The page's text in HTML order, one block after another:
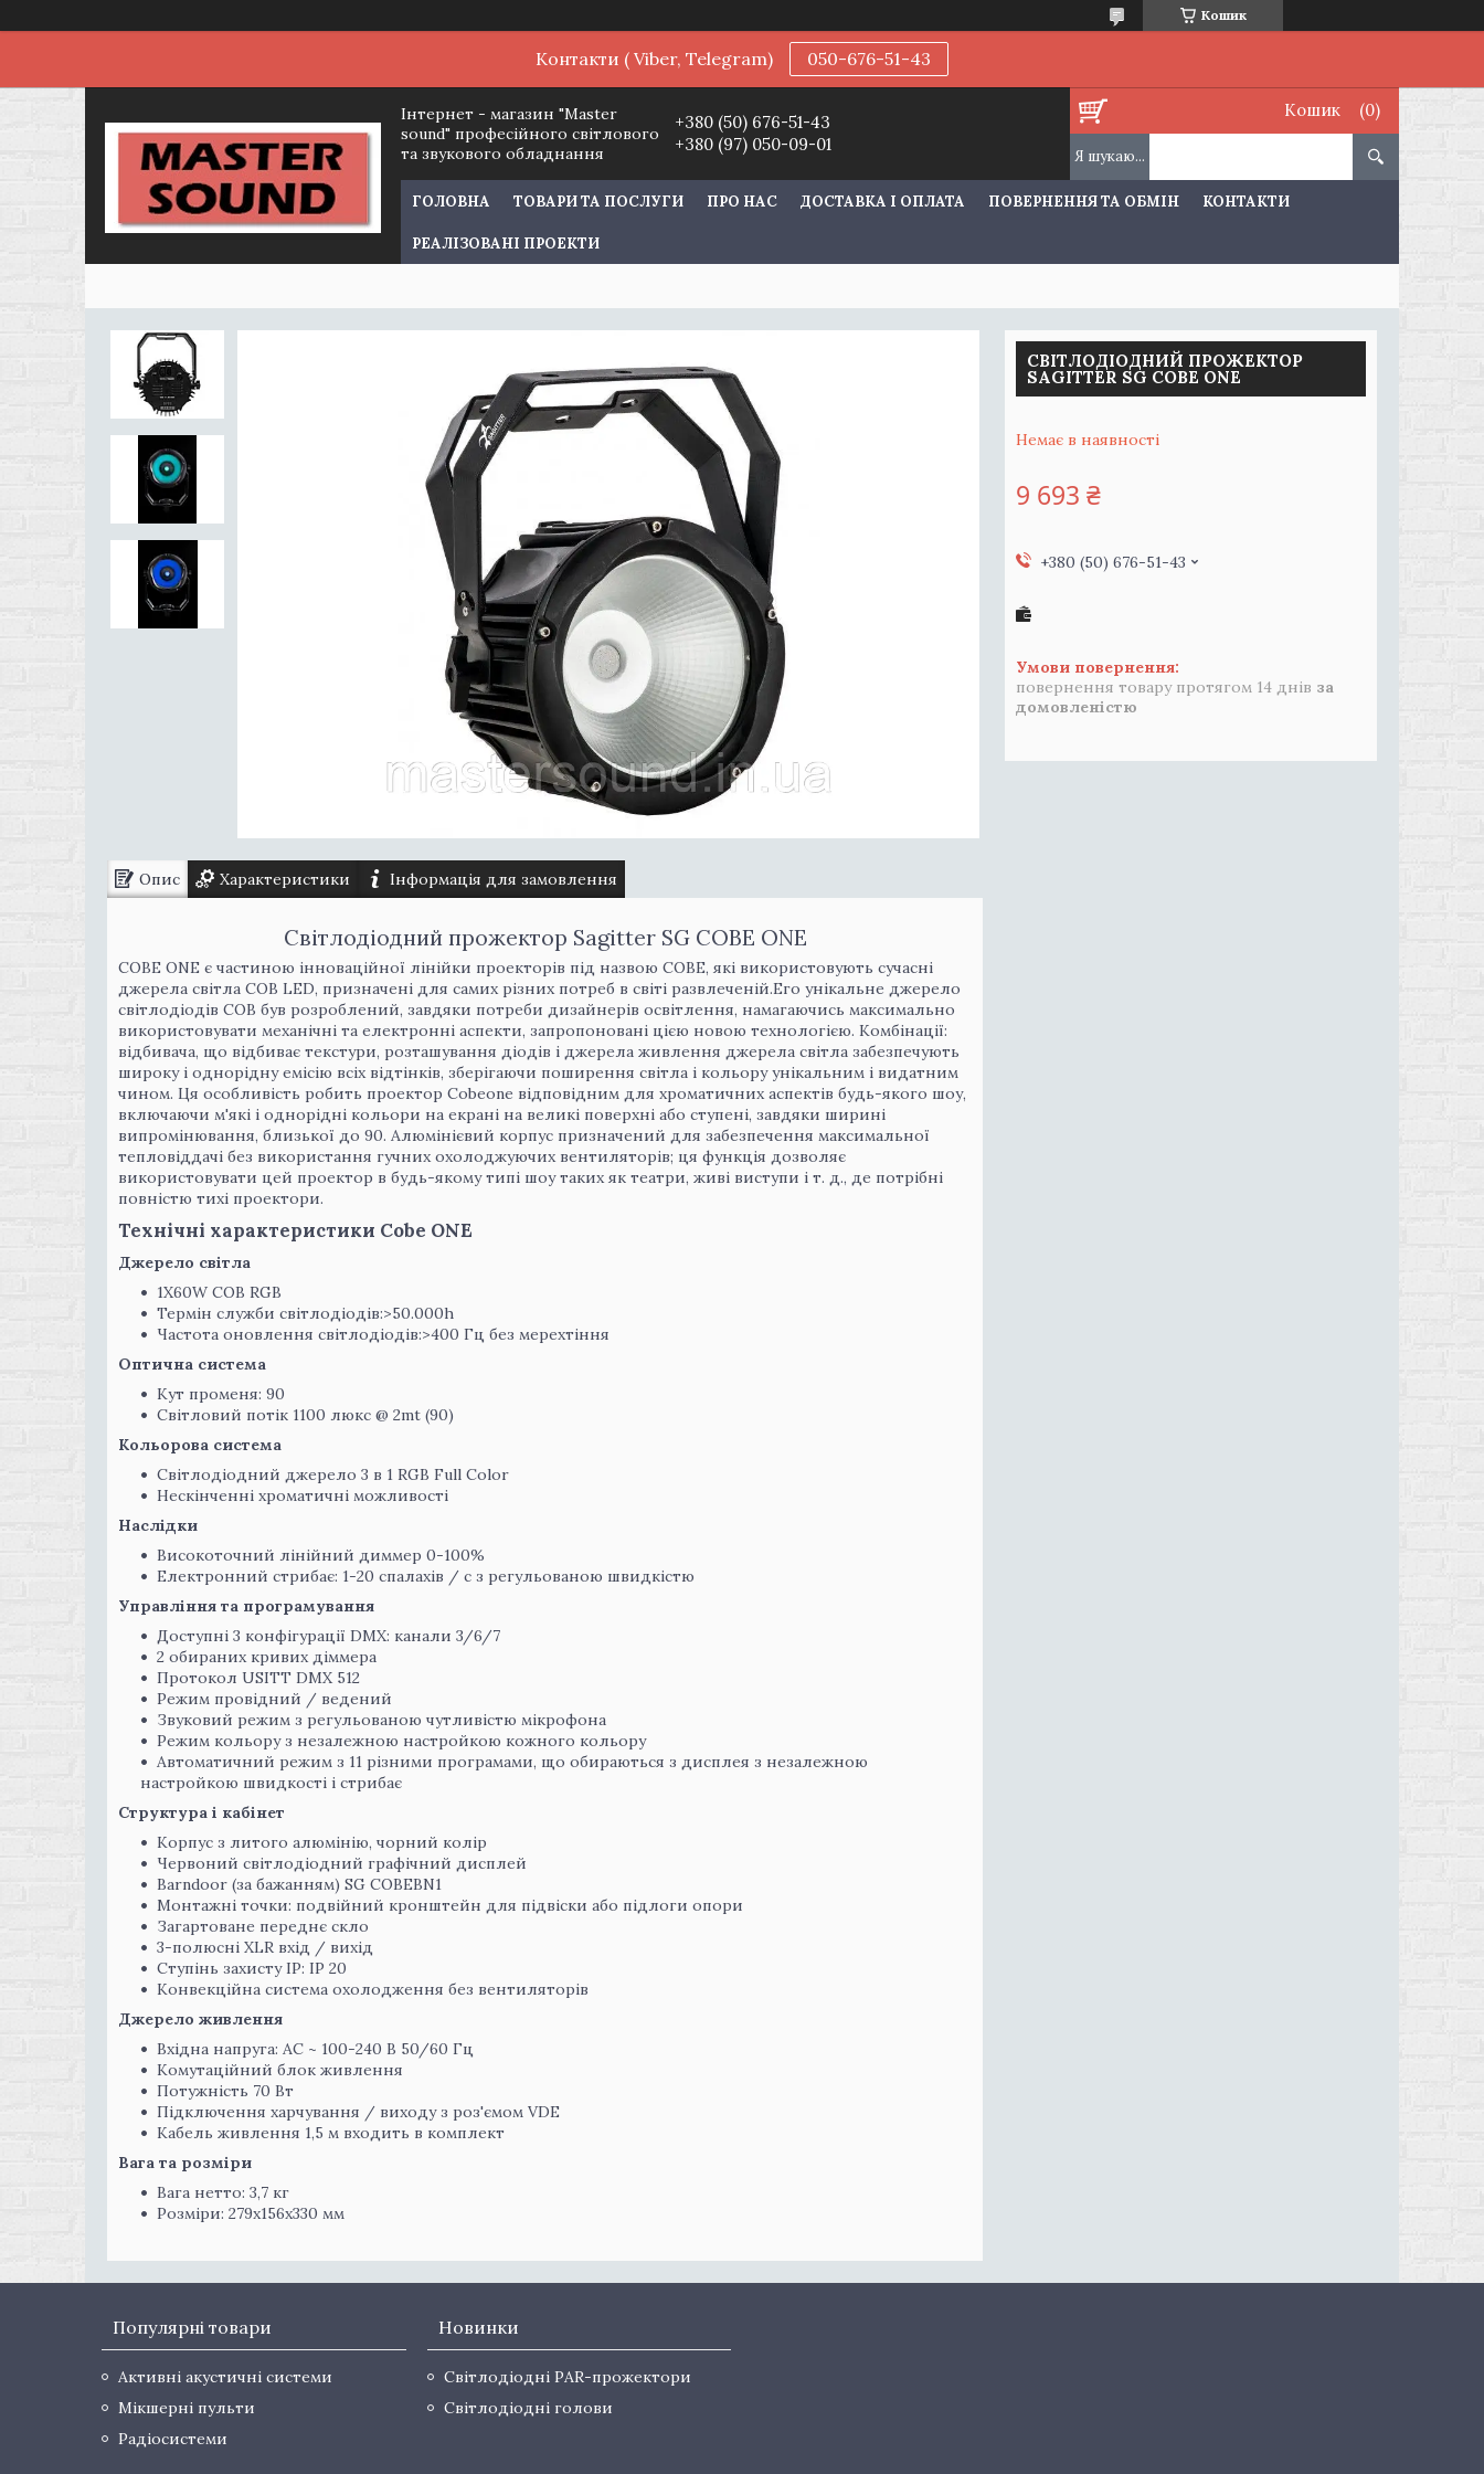
Кошик
Контакти ( Viber, Telegram) 050-676-51-43
Інтернет - магазин "Master
sound" професійного світлового
та звукового обладнання
+380 (50) 676-51-43
+380 (97) 050-09-01
Кошик
ГОЛОВНА ТОВАРИ ТА ПОСЛУГИ ПРО НАС ДОСТАВКА І ОПЛАТА ПОВЕРНЕННЯ ТА ОБМІН КОНТАКТИ
РЕАЛІЗОВАНІ ПРОЕКТИ
Опис Характеристики Інформація для замовлення
Світлодіодний прожектор Sagitter SG COBE ONE
COBE ONE є частиною інноваційної лінійки проекторів під назвою COBE, які використовують сучасні
джерела світла COB LED, призначені для самих різних потреб в світі развлеченій.Его унікальне джерело
світлодіодів COB був розроблений, завдяки потреби дизайнерів освітлення, намагаючись максимально
використовувати механічні та електронні аспекти, запропоновані цією новою технологією. Комбінації:
відбивача, що відбиває текстури, розташування діодів і джерела живлення джерела світла забезпечують
широку і однорідну емісію всіх відтінків, зберігаючи поширення світла і кольору унікальним і видатним
чином. Ця особливість робить проектор Cobeone відповідним для хроматичних аспектів будь-якого шоу,
включаючи м'які і однорідні кольори на екрані на великі поверхні або ступені, завдяки ширині
випромінювання, близької до 90. Алюмінієвий корпус призначений для забезпечення максимальної
тепловіддачі без використання гучних охолоджуючих вентиляторів; ця функція дозволяє
використовувати цей проектор в будь-якому типі шоу таких як театри, живі виступи і т. д., де потрібні
повністю тихі проектори.
Технічні характеристики Cobe ONE
Джерело світла
1X60W COB RGB
Термін служби світлодіодів:>50.000h
Частота оновлення світлодіодів:>400 Гц без мерехтіння
Оптична система
Кут променя: 90
Світловий потік 1100 люкс @ 2mt (90)
Кольорова система
Світлодіодний джерело 3 в 1 RGB Full Color
Нескінченні хроматичні можливості
Наслідки
Високоточний лінійний диммер 0-100%
Електронний стрибає: 1-20 спалахів / с з регульованою швидкістю
Управління та програмування
Доступні 3 конфігурації DMX: канали 3/6/7
2 обираних кривих діммера
Протокол USITT DMX 512
Режим провідний / ведений
Звуковий режим з регульованою чутливістю мікрофона
Режим кольору з незалежною настройкою кожного кольору
Автоматичний режим з 11 різними програмами, що обираються з дисплея з незалежною
настройкою швидкості і стрибає
Структура і кабінет
Корпус з литого алюмінію, чорний колір
Червоний світлодіодний графічний дисплей
Barndoor (за бажанням) SG COBEBN1
Монтажні точки: подвійний кронштейн для підвіски або підлоги опори
Загартоване переднє скло
3-полюсні XLR вхід / вихід
Ступінь захисту IP: IP 20
Конвекційна система охолодження без вентиляторів
Джерело живлення
Вхідна напруга: AC ~ 100-240 В 50/60 Гц
Комутаційний блок живлення
Потужність 70 Вт
Підключення харчування / виходу з роз'ємом VDE
Кабель живлення 1,5 м входить в комплект
Вага та розміри
Вага нетто: 3,7 кг
Розміри: 279x156x330 мм
СВІТЛОДІОДНИЙ ПРОЖЕКТОР
SAGITTER SG COBE ONE
Немає в наявності
9 693 ₴
+380 (50) 676-51-43
повернення товару протягом 14 днів за
домовленістю
Популярні товари
Активні акустичні системи
Мікшерні пульти
Радіосистеми
Новинки
Світлодіодні PAR-прожектори
Світлодіодні голови